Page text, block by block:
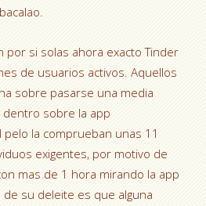
por si solas ahora exacto Tinder
de usuarios activos. Aquellos
sobre pasarse una media
sobre la app
pelo la comprueban unas 11
exigentes, por motivo de
mas de 1 hora mirando la app
su deleite es que alguna